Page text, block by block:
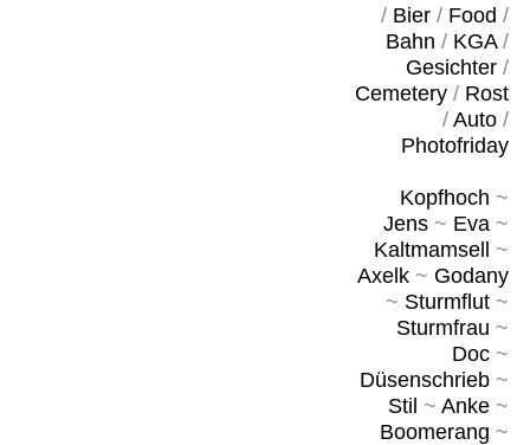
/ Bier/ Food /
Bahn / KGA/
Gesichter/
Cemetery/ Rost
/ Auto/
Photofriday
Kopfhoch ~
Jens~ Eva~
Kaltmamsell
~
Axelk~ Godany
~ Sturmflut~
Sturmfrau ~
Doc~
Düsenschrieb~
Stil ~ Anke~
Boomerang ~